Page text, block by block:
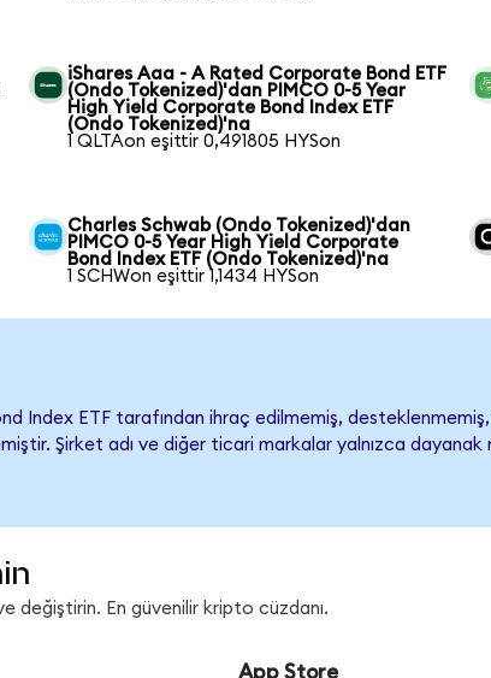
iShares Aaa - A Rated Corporate Bond ETF
(Ondo Tokenized)'dan PIMCO 0-5 Year
High Yield Corporate Bond Index ETF
(Ondo Tokenized)'na
1 QLTAon eşittir 0,491805 HYSon
Charles Schwab (Ondo Tokenized)'dan
PIMCO 0-5 Year High Yield Corporate
Bond Index ETF (Ondo Tokenized)'na
1 SCHWon eşittir 1,1434 HYSon
Index ETF tarafından ihraç edilmemiş,
Şirket adı ve diğer ticari markalar yalnızca dayanak
değiştirin. En güvenilir kripto cüzdanı.
App Store